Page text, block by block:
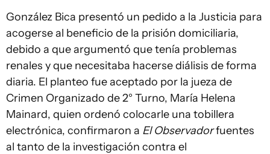
González Bica presentó un pedido a la Justicia para
acogerse al beneficio de la prisión domiciliaria,
debido a que argumentó que tenía problemas
renales y que necesitaba hacerse diálisis de forma
diaria. El planteo fue aceptado por la jueza de
Crimen Organizado de 2° Turno, María Helena
Mainard, quien ordenó colocarle una tobillera
electrónica, confirmaron a El Observadorfuentes
al tanto de la investigación contra el